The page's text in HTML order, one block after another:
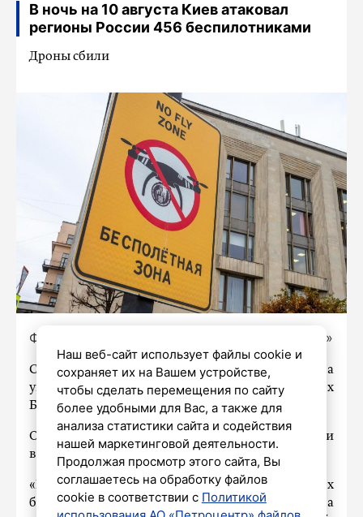
В ночь на 10 августа Киев атаковал
регионы России 456 беспилотниками
Дроны сбили
Фото: Олег Золото / «Петербургский дневник»
Средства ПВО в ночь с 9 на 10 августа
уничтожили над регионами РФ 456 украинских
БПЛА.
Об этом в понедельник рассказали
в Минобороны России.
«Перехвачены и уничтожены 456 украинских
беспилотных летательных аппарата
Наш веб-сайт использует файлы cookie и
сохраняет их на Вашем устройстве,
чтобы сделать перемещения по сайту
более удобными для Вас, а также для
анализа статистики сайта и содействия
нашей маркетинговой деятельности.
Продолжая просмотр этого сайта, Вы
соглашаетесь на обработку файлов
cookie в соответствии с Политикой